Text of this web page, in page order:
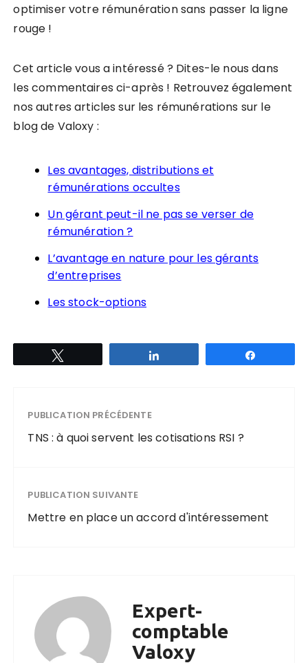
optimiser votre rémunération sans passer la ligne
rouge !
Cet article vous a intéressé ? Dites-le nous dans
les commentaires ci-après ! Retrouvez également
nos autres articles sur les rémunérations sur le
blog de Valoxy :
Les avantages, distributions et
rémunérations occultes
Un gérant peut-il ne pas se verser de
rémunération ?
L’avantage en nature pour les gérants
d’entreprises
Les stock-options
PUBLICATION PRÉCÉDENTE
TNS : à quoi servent les cotisations RSI ?
PUBLICATION SUIVANTE
Mettre en place un accord d'intéressement
Expert-
comptable
Valoxy